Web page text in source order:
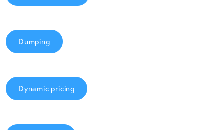
Dumping
Dynamic pricing